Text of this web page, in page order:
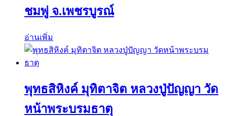
ชมพู่ จ.เพชรบูรณ์
อ่านเพิ่ม
พุทธสิหิงค์ มุทิตาจิต หลวงปู่ปัญญา วัด
หน้าพระบรมธาตุ